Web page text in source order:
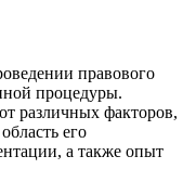
правового
процедуры.
различных факторов,
его
а также опыт